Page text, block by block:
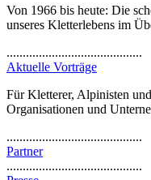
Von 1966 bis heute: Die
unseres Kletterlebens im
..........................................
Aktuelle Vorträge
Für Kletterer, Alpinisten
Organisationen und
..........................................
Partner
..........................................